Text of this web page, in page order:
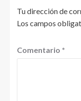
Tu dirección de
Los campos
Comentario *